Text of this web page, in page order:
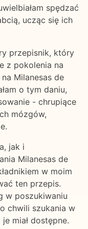
spędzać
ucząc się ich
przepisnik, który
z pokolenia na
Milanesas de
o tym daniu,
- chrupiące
mózgów,
jak i
Milanesas de
w moim
ten przepis.
w poszukiwaniu
chwili szukania w
miał dostępne.